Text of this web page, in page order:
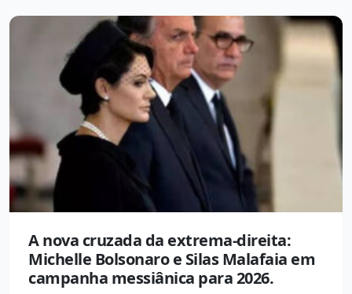
A nova cruzada da extrema-direita:
Michelle Bolsonaro e Silas Malafaia em
campanha messiânica para 2026.